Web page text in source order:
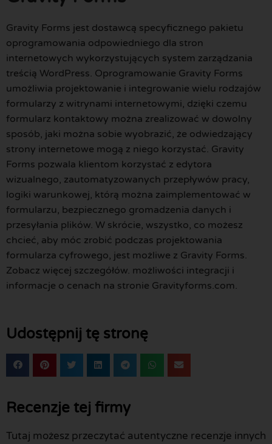
Gravity Forms jest dostawcą specyficznego pakietu
oprogramowania odpowiedniego dla stron
internetowych wykorzystujących system zarządzania
treścią WordPress. Oprogramowanie Gravity Forms
umożliwia projektowanie i integrowanie wielu rodzajów
formularzy z witrynami internetowymi, dzięki czemu
formularz kontaktowy można zrealizować w dowolny
sposób, jaki można sobie wyobrazić, że odwiedzający
strony internetowe mogą z niego korzystać. Gravity
Forms pozwala klientom korzystać z edytora
wizualnego, zautomatyzowanych przepływów pracy,
logiki warunkowej, którą można zaimplementować w
formularzu, bezpiecznego gromadzenia danych i
przesyłania plików. W skrócie, wszystko, co możesz
chcieć, aby móc zrobić podczas projektowania
formularza cyfrowego, jest możliwe z Gravity Forms.
Zobacz więcej szczegółów. możliwości integracji i
informacje o cenach na stronie Gravityforms.com.
Udostępnij tę stronę
Recenzje tej firmy
Tutaj możesz przeczytać autentyczne recenzje innych